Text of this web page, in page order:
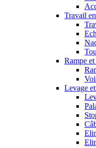
Travail
Rampe
Levage